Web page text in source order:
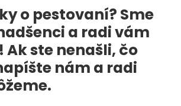
pestovaní? Sme
a radi vám
ste nenašli, čo
nám a radi